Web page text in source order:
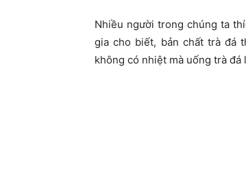
Nhiều người trong chúng ta
gia cho biết, bản chất trà đá
không có nhiệt mà uống trà